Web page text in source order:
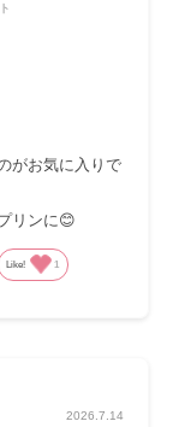
がお気に入りで
リンに😊
Like! 1
2026.7.14